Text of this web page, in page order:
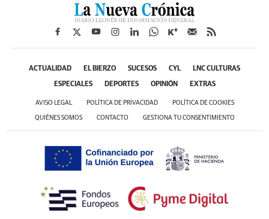
ACTUALIDAD EL BIERZO SUCESOS CYL LNC CULTURAS
ESPECIALES DEPORTES OPINIÓN EXTRAS
AVISO LEGAL POLÍTICA DE PRIVACIDAD POLÍTICA DE COOKIES
QUIÉNES SOMOS CONTACTO GESTIONA TU CONSENTIMIENTO